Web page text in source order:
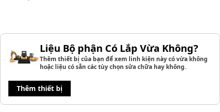
Liệu Bộ phận Có Lắp Vừa Không?
Thêm thiết bị của bạn để xem linh kiện này có vừa không
hoặc liệu có sẵn các tùy chọn sửa chữa hay không.
Thêm thiết bị